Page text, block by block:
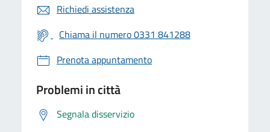
Richiedi assistenza
Chiama il numero 0331 841288
Prenota appuntamento
Problemi in città
Segnala disservizio